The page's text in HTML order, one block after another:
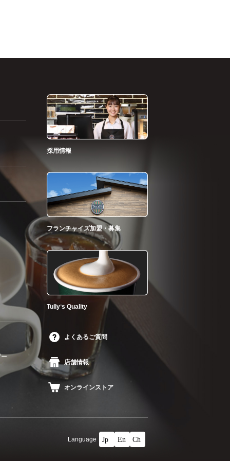
ー
採用情報
フランチャイズ加盟・募集
Tullyʼs Quality
よくあるご質問
店舗情報
オンラインストア
Language